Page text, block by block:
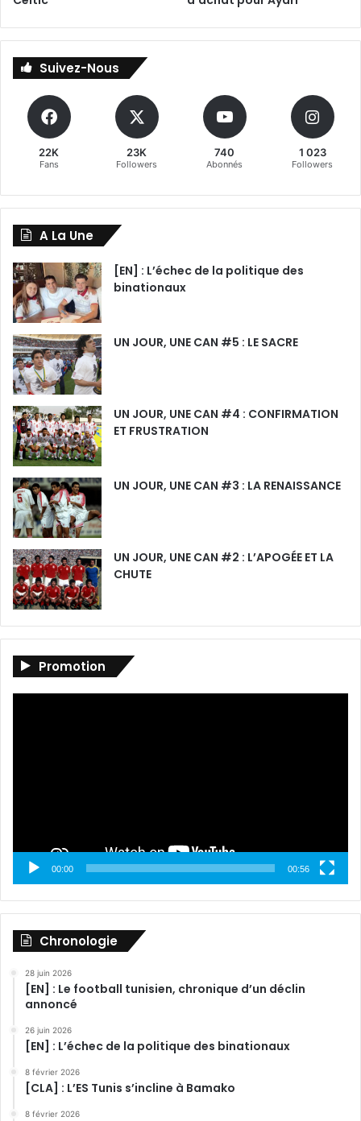
Suivez-Nous
22K
Fans
23K
Followers
740
Abonnés
1 023
Followers
A La Une
[EN] : L’échec de la politique des
binationaux
UN JOUR, UNE CAN #5 : LE SACRE
UN JOUR, UNE CAN #4 : CONFIRMATION
ET FRUSTRATION
UN JOUR, UNE CAN #3 : LA RENAISSANCE
UN JOUR, UNE CAN #2 : L’APOGÉE ET LA
CHUTE
Promotion
00:00 00:56
Chronologie
28 juin 2026
[EN] : Le football tunisien, chronique d’un déclin
annoncé
26 juin 2026
[EN] : L’échec de la politique des binationaux
8 février 2026
[CLA] : L’ES Tunis s’incline à Bamako
8 février 2026